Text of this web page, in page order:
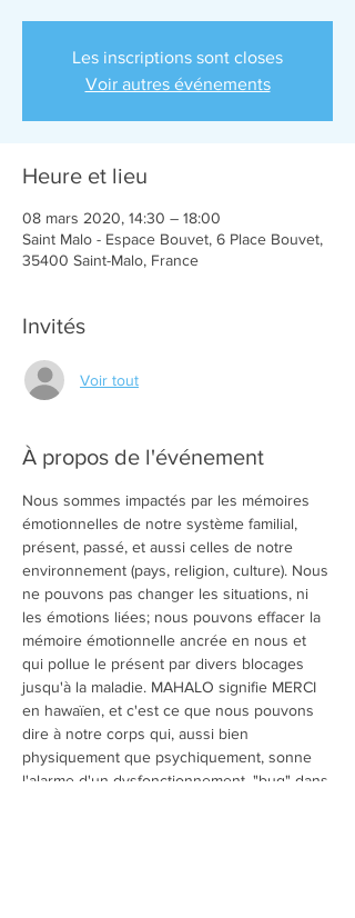
Les inscriptions sont closes
Voir autres événements
Heure et lieu
08 mars 2020, 14:30 – 18:00
Saint Malo - Espace Bouvet, 6 Place Bouvet,
35400 Saint-Malo, France
Invités
Voir tout
À propos de l'événement
Nous sommes impactés par les mémoires
émotionnelles de notre système familial,
présent, passé, et aussi celles de notre
environnement (pays, religion, culture). Nous
ne pouvons pas changer les situations, ni
les émotions liées; nous pouvons effacer la
mémoire émotionnelle ancrée en nous et
qui pollue le présent par divers blocages
jusqu'à la maladie. MAHALO signifie MERCI
en hawaïen, et c'est ce que nous pouvons
dire à notre corps qui, aussi bien
physiquement que psychiquement, sonne
l'alarme d'un dysfonctionnement, "bug" dans